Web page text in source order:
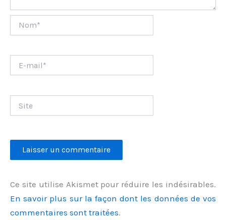
mail*
Ce site utilise Akismet pour réduire les indésirables.
En savoir plus sur la façon dont les données de vos
commentaires sont traitées.